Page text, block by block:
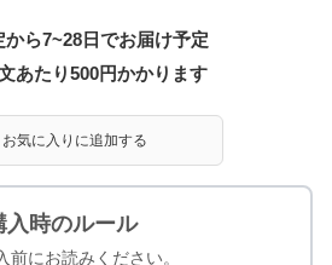
から7~28日でお届け予定
あたり500円かかります
お気に入りに追加する
入時のルール
前にお読みください。